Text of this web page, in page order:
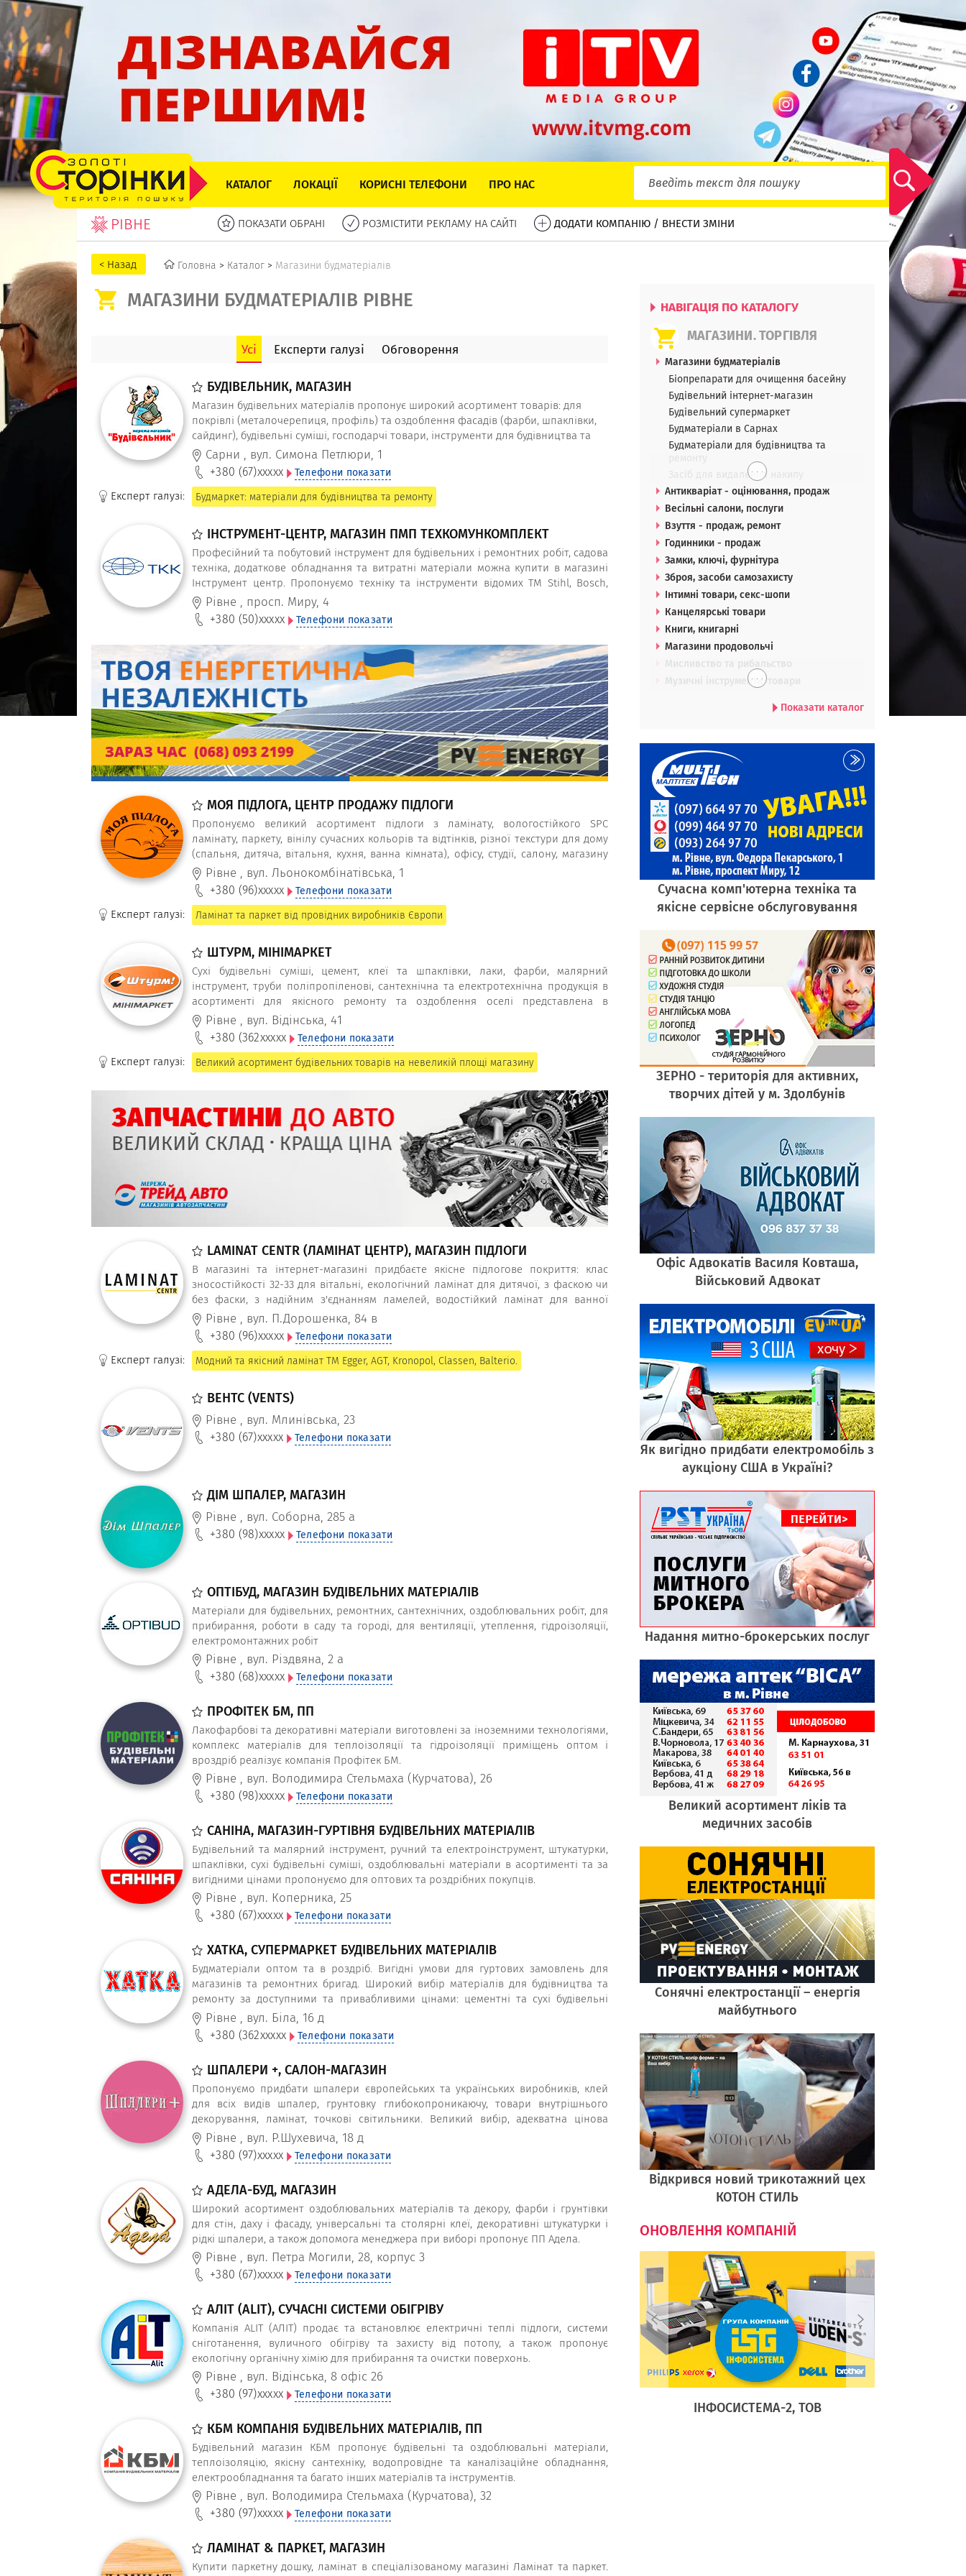
КАТАЛОГ ЛОКАЦІЇ КОРИСНІ ТЕЛЕФОНИ ПРО НАС
РІВНЕ ПОКАЗАТИ ОБРАНІ РОЗМІСТИТИ РЕКЛАМУ НА САЙТІ ДОДАТИ КОМПАНІЮ / ВНЕСТИ ЗМІНИ
Головна > Каталог > Магазини будматеріалів
МАГАЗИНИ БУДМАТЕРІАЛІВ РІВНЕ
Усі Експерти галузі Обговорення
БУДІВЕЛЬНИК, МАГАЗИН
Магазин будівельних матеріалів пропонує широкий асортимент товарів: для
покрівлі (металочерепиця, профіль) та оздоблення фасадів (фарби, шпаклівки,
сайдинг), будівельні суміші, господарчі товари, інструменти для будівництва та
господарства та інше.
Сарни , вул. Симона Петлюри, 1
+380 (67)xxxxx Телефони показати
Експерт галузі: Будмаркет: матеріали для будівництва та ремонту
ІНСТРУМЕНТ-ЦЕНТР, МАГАЗИН ПМП ТЕХКОМУНКОМПЛЕКТ
Професійний та побутовий інструмент для будівельних і ремонтних робіт, садова
техніка, додаткове обладнання та витратні матеріали можна купити в магазині
Інструмент центр. Пропонуємо техніку та інструменти відомих ТМ Stihl, Bosch,
DeWALT, Makita, Metabo, Stanley, Intertool за вигідними цінами, оптом і вроздріб.
Рівне , просп. Миру, 4
+380 (50)xxxxx Телефони показати
МОЯ ПІДЛОГА, ЦЕНТР ПРОДАЖУ ПІДЛОГИ
Пропонуємо великий асортимент підлоги з ламінату, вологостійкого SPC
ламінату, паркету, вінілу сучасних кольорів та відтінків, різної текстури для дому
(спальня, дитяча, вітальня, кухня, ванна кімната), офісу, студії, салону, магазину
від провідних виробників Європи: Classen, Egger, AGT, Balterio, Гомельдрев. Доска
терасна для власників приватних будинків та котеджів.
Рівне , вул. Льонокомбінатівська, 1
+380 (96)xxxxx Телефони показати
Експерт галузі: Ламінат та паркет від провідних виробників Європи
ШТУРМ, МІНІМАРКЕТ
Сухі будівельні суміші, цемент, клеї та шпаклівки, лаки, фарби, малярний
інструмент, труби поліпропіленові, сантехнічна та електротехнічна продукція в
асортименті для якісного ремонту та оздоблення оселі представлена в
мінімаркеті Штурм.
Рівне , вул. Відінська, 41
+380 (362xxxxx Телефони показати
Експерт галузі: Великий асортимент будівельних товарів на невеликій площі магазину
LAMINAT CENTR (ЛАМІНАТ ЦЕНТР), МАГАЗИН ПІДЛОГИ
В магазині та інтернет-магазині придбаєте якісне підлогове покриття: клас
зносостійкості 32-33 для вітальні, екологічний ламінат для дитячої, з фаскою чи
без фаски, з надійним з'єднанням ламелей, водостійкий ламінат для ванної
кімнати та кухні, від провідних брендів Європи.
Рівне , вул. П.Дорошенка, 84 в
+380 (96)xxxxx Телефони показати
Експерт галузі: Модний та якісний ламінат ТМ Egger, AGT, Kronopol, Classen, Balterio.
ВЕНТС (VENTS)
Рівне , вул. Млинівська, 23
+380 (67)xxxxx Телефони показати
ДІМ ШПАЛЕР, МАГАЗИН
Рівне , вул. Соборна, 285 а
+380 (98)xxxxx Телефони показати
ОПТІБУД, МАГАЗИН БУДІВЕЛЬНИХ МАТЕРІАЛІВ
Матеріали для будівельних, ремонтних, сантехнічних, оздоблювальних робіт, для
прибирання, роботи в саду та городі, для вентиляції, утеплення, гідроізоляції,
електромонтажних робіт
Рівне , вул. Різдвяна, 2 а
+380 (68)xxxxx Телефони показати
ПРОФІТЕК БМ, ПП
Лакофарбові та декоративні матеріали виготовлені за іноземними технологіями,
комплекс матеріалів для теплоізоляції та гідроізоляції приміщень оптом і
вроздріб реалізує компанія Профітек БМ.
Рівне , вул. Володимира Стельмаха (Курчатова), 26
+380 (98)xxxxx Телефони показати
САНІНА, МАГАЗИН-ГУРТІВНЯ БУДІВЕЛЬНИХ МАТЕРІАЛІВ
Будівельний та малярний інструмент, ручний та електроінструмент, штукатурки,
шпаклівки, сухі будівельні суміші, оздоблювальні матеріали в асортименті та за
вигідними цінами пропонуємо для оптових та роздрібних покупців.
Рівне , вул. Коперника, 25
+380 (67)xxxxx Телефони показати
ХАТКА, СУПЕРМАРКЕТ БУДІВЕЛЬНИХ МАТЕРІАЛІВ
Будматеріали оптом та в роздріб. Вигідні умови для гуртових замовлень для
магазинів та ремонтних бригад. Широкий вибір матеріалів для будівництва та
ремонту за доступними та привабливими цінами: цементні та сухі будівельні
суміші, клеї, цегла, армуюча сітка, лаки, фарби, мінвата, керамічна плитка, двері,
керамічна плитка, ДСП, МДФ, покрівельні та утеплювальні матеріали, сантехніка
та інше знайдете у супермаркеті "Хатка".
Рівне , вул. Біла, 16 д
+380 (362xxxxx Телефони показати
ШПАЛЕРИ +, САЛОН-МАГАЗИН
Пропонуємо придбати шпалери європейських та українських виробників, клей
для всіх видів шпалер, грунтовку глибокопроникаючу, товари внутрішнього
декорування, ламінат, точкові світильники. Великий вибір, адекватна цінова
політика.
Рівне , вул. Р.Шухевича, 18 д
+380 (97)xxxxx Телефони показати
АДЕЛА-БУД, МАГАЗИН
Широкий асортимент оздоблювальних матеріалів та декору, фарби і грунтівки
для стін, даху і фасаду, універсальні та столярні клеї, декоративні штукатурки і
рідкі шпалери, а також допомога менеджера при виборі пропонує ПП Адела.
Рівне , вул. Петра Могили, 28, корпус 3
+380 (67)xxxxx Телефони показати
АЛІТ (ALIT), СУЧАСНІ СИСТЕМИ ОБІГРІВУ
Компанія ALIT (АЛІТ) продає та встановлює електричні теплі підлоги, системи
сніготанення, вуличного обігріву та захисту від потопу, а також пропонує
екологічну органічну хімію для прибирання та очистки поверхонь.
Рівне , вул. Відінська, 8 офіс 26
+380 (97)xxxxx Телефони показати
КБМ КОМПАНІЯ БУДІВЕЛЬНИХ МАТЕРІАЛІВ, ПП
Будівельний магазин КБМ пропонує будівельні та оздоблювальні матеріали,
теплоізоляцію, якісну сантехніку, водопровідне та каналізаційне обладнання,
електрообладнання та багато інших матеріалів та інструментів.
Рівне , вул. Володимира Стельмаха (Курчатова), 32
+380 (97)xxxxx Телефони показати
ЛАМІНАТ & ПАРКЕТ, МАГАЗИН
Купити паркетну дошку, ламінат в спеціалізованому магазині Ламінат та паркет.
НАВІГАЦІЯ ПО КАТАЛОГУ
МАГАЗИНИ. ТОРГІВЛЯ
Магазини будматеріалів
Біопрепарати для очищення басейну
Будівельний інтернет-магазин
Будівельний супермаркет
Будматеріали в Сарнах
Будматеріали для будівництва та
Засіб для видалення накипу
. . .
Антикваріат - оцінювання, продаж
Весільні салони, послуги
Взуття - продаж, ремонт
Годинники - продаж
Замки, ключі, фурнітура
Зброя, засоби самозахисту
Інтимні товари, секс-шопи
Канцелярські товари
Книги, книгарні
Магазини продовольчі
Музичні інструменти, товари
. . .
Показати каталог
Сучасна комп'ютерна техніка та
якісне сервісне обслуговування
ЗЕРНО - територія для активних,
творчих дітей у м. Здолбунів
Офіс Адвокатів Василя Ковташа,
Військовий Адвокат
Як вигідно придбати електромобіль з
аукціону США в Україні?
Надання митно-брокерських послуг
Великий асортимент ліків та
медичних засобів
Cонячні електростанції – енергія
майбутнього
Відкрився новий трикотажний цех
КОТОН СТИЛЬ
ОНОВЛЕННЯ КОМПАНІЙ
ІНФОСИСТЕМА-2, ТОВ